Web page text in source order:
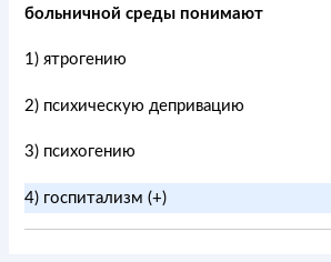
больничной среды понимают
1) ятрогению
2) психическую депривацию
3) психогению
4) госпитализм (+)